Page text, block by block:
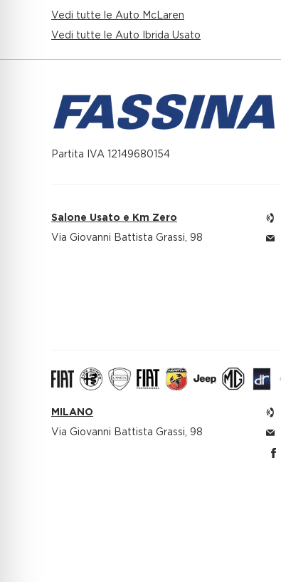
Vedi tutte le Auto McLaren
Vedi tutte le Auto Ibrida Usato
Partita IVA 12149680154
Salone Usato e Km Zero
Via Giovanni Battista Grassi, 98
MILANO
Via Giovanni Battista Grassi, 98